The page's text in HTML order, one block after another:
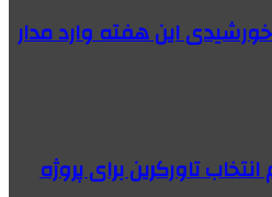
خورشیدی این هفته وارد مدار